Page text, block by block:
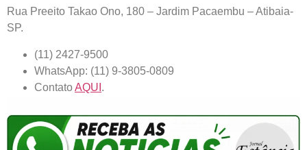
Rua Preeito Takao Ono, 180 – Jardim Pacaembu – Atibaia-
SP.
(11) 2427-9500
WhatsApp: (11) 9-3805-0809
ContatoAQUI .